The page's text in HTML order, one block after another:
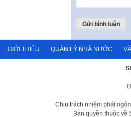
GIỚI THIỆU QUẢN LÝ NHÀ NƯỚC
Chịu trách nhiệm phát
Bản quyền thuộc về